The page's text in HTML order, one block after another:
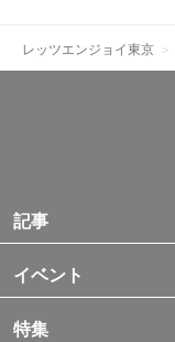
レッツエンジョイ東京
記事
イベント
特集